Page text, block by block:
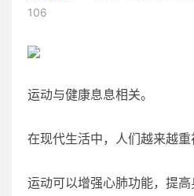
106
运动与健康息息相关。
在现代生活中，人们越来越重
运动可以增强心肺功能，提